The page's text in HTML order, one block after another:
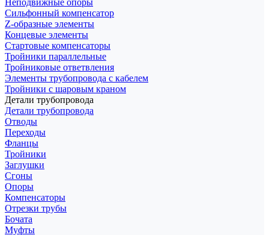
Неподвижные опоры
Cильфонный компенсатор
Z-образные элементы
Концевые элементы
Стартовые компенсаторы
Тройники параллельные
Тройниковые ответвления
Элементы трубопровода с кабелем
Тройники с шаровым краном
Детали трубопровода
Детали трубопровода
Отводы
Переходы
Фланцы
Тройники
Заглушки
Сгоны
Опоры
Компенсаторы
Отрезки трубы
Бочата
Муфты